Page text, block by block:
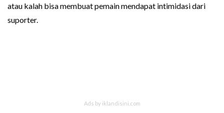
atau kalah bisa membuat pemain mendapat intimidasi dari
suporter.